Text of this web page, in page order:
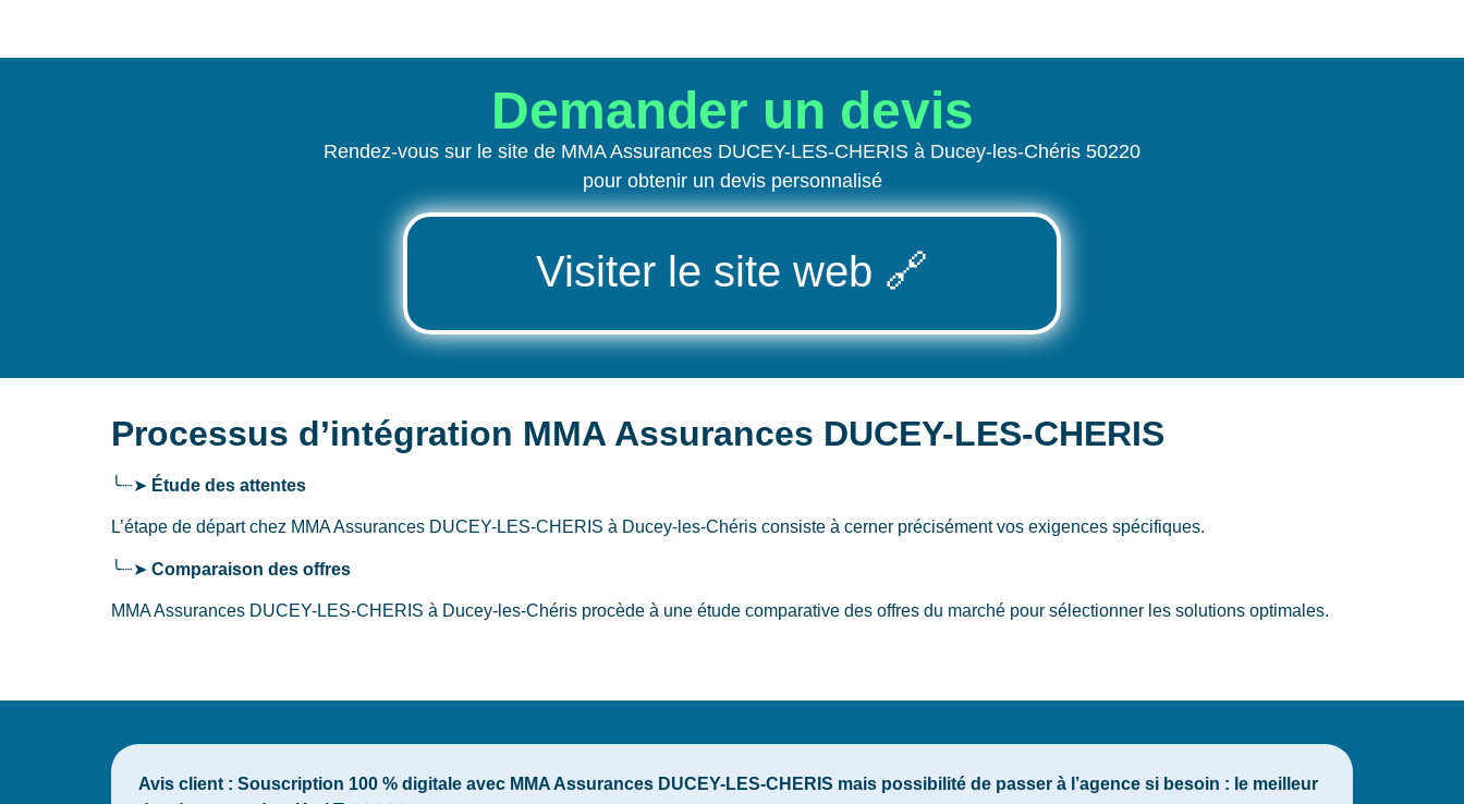
Demander un devis
Rendez-vous sur le site de MMA Assurances DUCEY-LES-CHERIS à Ducey-les-Chéris 50220
pour obtenir un devis personnalisé
Visiter le site web 🔗
Processus d’intégration MMA Assurances DUCEY-LES-CHERIS
╰┈➤ Étude des attentes
L’étape de départ chez MMA Assurances DUCEY-LES-CHERIS à Ducey-les-Chéris consiste à cerner précisément vos exigences spécifiques.
╰┈➤ Comparaison des offres
MMA Assurances DUCEY-LES-CHERIS à Ducey-les-Chéris procède à une étude comparative des offres du marché pour sélectionner les solutions optimales.
Avis client : Souscription 100 % digitale avec MMA Assurances DUCEY-LES-CHERIS mais possibilité de passer à l’agence si besoin : le meilleur